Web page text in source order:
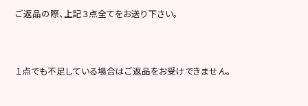
ご返品の際、上記３点全てをお送り下さい。
１点でも不足している場合はご返品をお受けできません。